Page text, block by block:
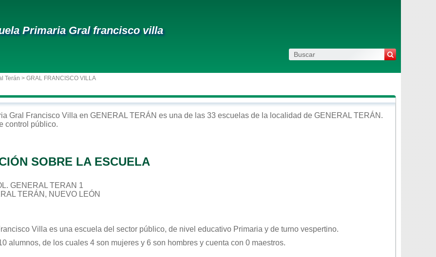
Primaria Gral francisco villa
Terán > GRAL FRANCISCO VILLA
Gral Francisco Villa en GENERAL TERÁN es una de las 33 escuelas de la localidad de GENERAL TERÁN .
control público.
SOBRE LA ESCUELA
GENERAL TERAN 1
TERÁN, NUEVO LEÓN
Villa es una escuela del sector público, de nivel educativo Primaria y de turno vespertino.
alumnos, de los cuales 4 son mujeres y 6 son hombres y cuenta con 0 maestros.